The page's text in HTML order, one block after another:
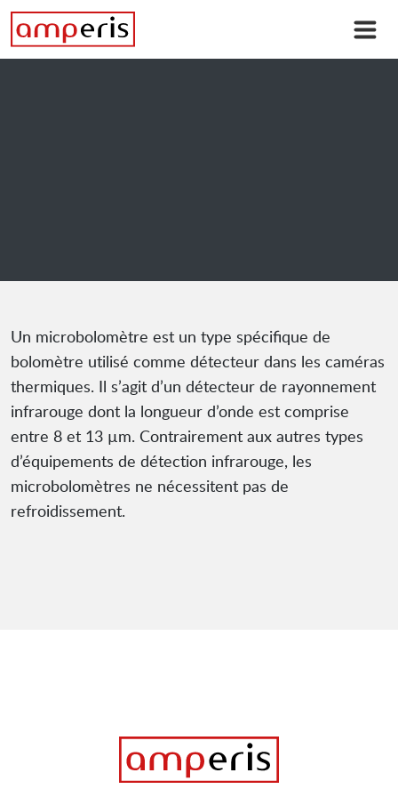
Un microbolomètre est un type spécifique de
bolomètre utilisé comme détecteur dans les caméras
thermiques. Il s’agit d’un détecteur de rayonnement
infrarouge dont la longueur d’onde est comprise
entre 8 et 13 µm. Contrairement aux autres types
d’équipements de détection infrarouge, les
microbolomètres ne nécessitent pas de
refroidissement.